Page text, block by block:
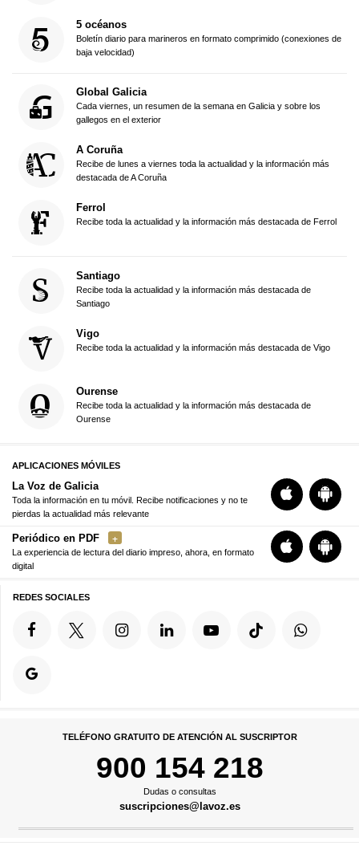
5 océanos
Boletín diario para marineros en formato comprimido (conexiones de
baja velocidad)
Global Galicia
Cada viernes, un resumen de la semana en Galicia y sobre los
gallegos en el exterior
A Coruña
Recibe de lunes a viernes toda la actualidad y la información más
destacada de A Coruña
Ferrol
Recibe toda la actualidad y la información más destacada de Ferrol
Santiago
Recibe toda la actualidad y la información más destacada de
Santiago
Vigo
Recibe toda la actualidad y la información más destacada de Vigo
Ourense
Recibe toda la actualidad y la información más destacada de
Ourense
APLICACIONES MÓVILES
La Voz de Galicia
Toda la información en tu móvil. Recibe notificaciones y no te
pierdas la actualidad más relevante
Periódico en PDF
La experiencia de lectura del diario impreso, ahora, en formato
digital
REDES SOCIALES
TELÉFONO GRATUITO DE ATENCIÓN AL SUSCRIPTOR
900 154 218
Dudas o consultas
suscripciones@lavoz.es